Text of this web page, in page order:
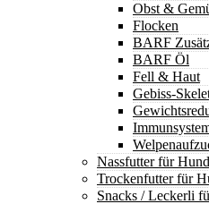
Obst &
Flocken
BARF
BARF Öl
Fell & Haut
Gebiss-
Nassfutter für
Trockenfutter für
Snacks / Leckerli